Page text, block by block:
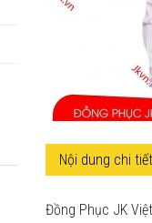
Nội dung chi tiết
Đồng Phục JK